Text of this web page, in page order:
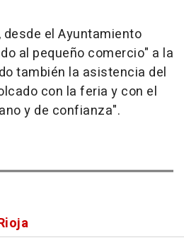
el Ayuntamiento
al pequeño comercio" a la
también la asistencia del
con la feria y con el
y de confianza".